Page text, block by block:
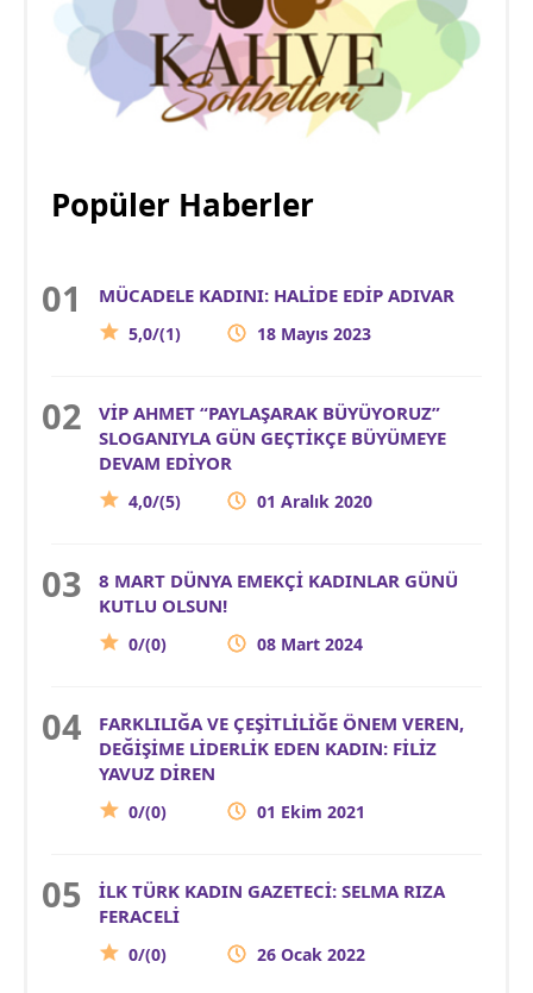
Popüler Haberler
MÜCADELE KADINI: HALİDE EDİP ADIVAR
5,0/(1) 18 Mayıs 2023
VİP AHMET “PAYLAŞARAK BÜYÜYORUZ”
SLOGANIYLA GÜN GEÇTİKÇE BÜYÜMEYE
DEVAM EDİYOR
4,0/(5) 01 Aralık 2020
8 MART DÜNYA EMEKÇİ KADINLAR GÜNÜ
KUTLU OLSUN!
0/(0) 08 Mart 2024
FARKLILIĞA VE ÇEŞİTLİLİĞE ÖNEM VEREN,
DEĞİŞİME LİDERLİK EDEN KADIN: FİLİZ
YAVUZ DİREN
0/(0) 01 Ekim 2021
İLK TÜRK KADIN GAZETECİ: SELMA RIZA
FERACELİ
0/(0) 26 Ocak 2022